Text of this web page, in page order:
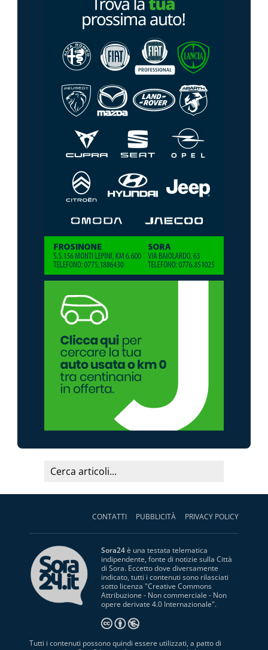
CONTATTI PUBBLICITÀ PRIVACY POLICY
Sora24è una testata telematica
indipendente, fonte di notizie sulla Città
di Sora. Eccetto dove diversamente
indicato, tutti i contenuti sono rilasciati
sotto licenza "Creative Commons
Attribuzione - Non commerciale - Non
opere derivate 4.0 Internazionale".
Tutti i contenuti possono quindi essere utilizzati, a patto di